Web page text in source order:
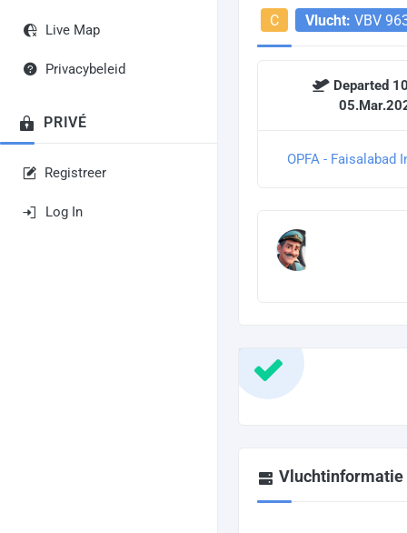
Live Map
Privacybeleid
PRIVÉ
Registreer
Log In
C Vlucht: VBV
Departed
OPFA - Faisalabad
Vluchtinformatie